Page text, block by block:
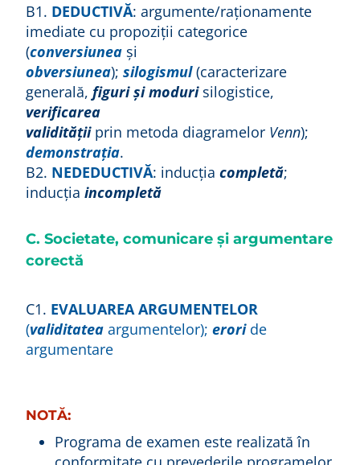
B1. DEDUCTIVĂ: argumente/raţionamente
imediate cu propoziţii categorice
(conversiunea şi
obversiunea); silogismul(caracterizare
generală, figuri şi modurisilogistice,
verificarea
validităţii prin metoda diagramelor Venn);
demonstraţia.
B2. NEDEDUCTIVĂ: inducţia completă;
inducţia incompletă
C. Societate, comunicare şi argumentare
corectă
C1. EVALUAREA ARGUMENTELOR
(validitatea argumentelor); erori de
argumentare
NOTĂ:
Programa de examen este realizată în